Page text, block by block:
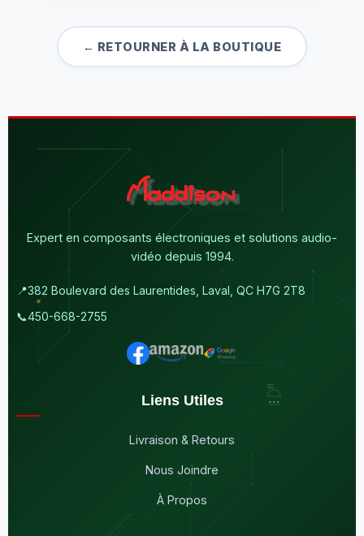
← RETOURNER À LA BOUTIQUE
Expert en composants électroniques et solutions audio-
vidéo depuis 1994.
📍382 Boulevard des Laurentides, Laval, QC H7G 2T8
📞450-668-2755
Liens Utiles
Livraison & Retours
Nous Joindre
À Propos